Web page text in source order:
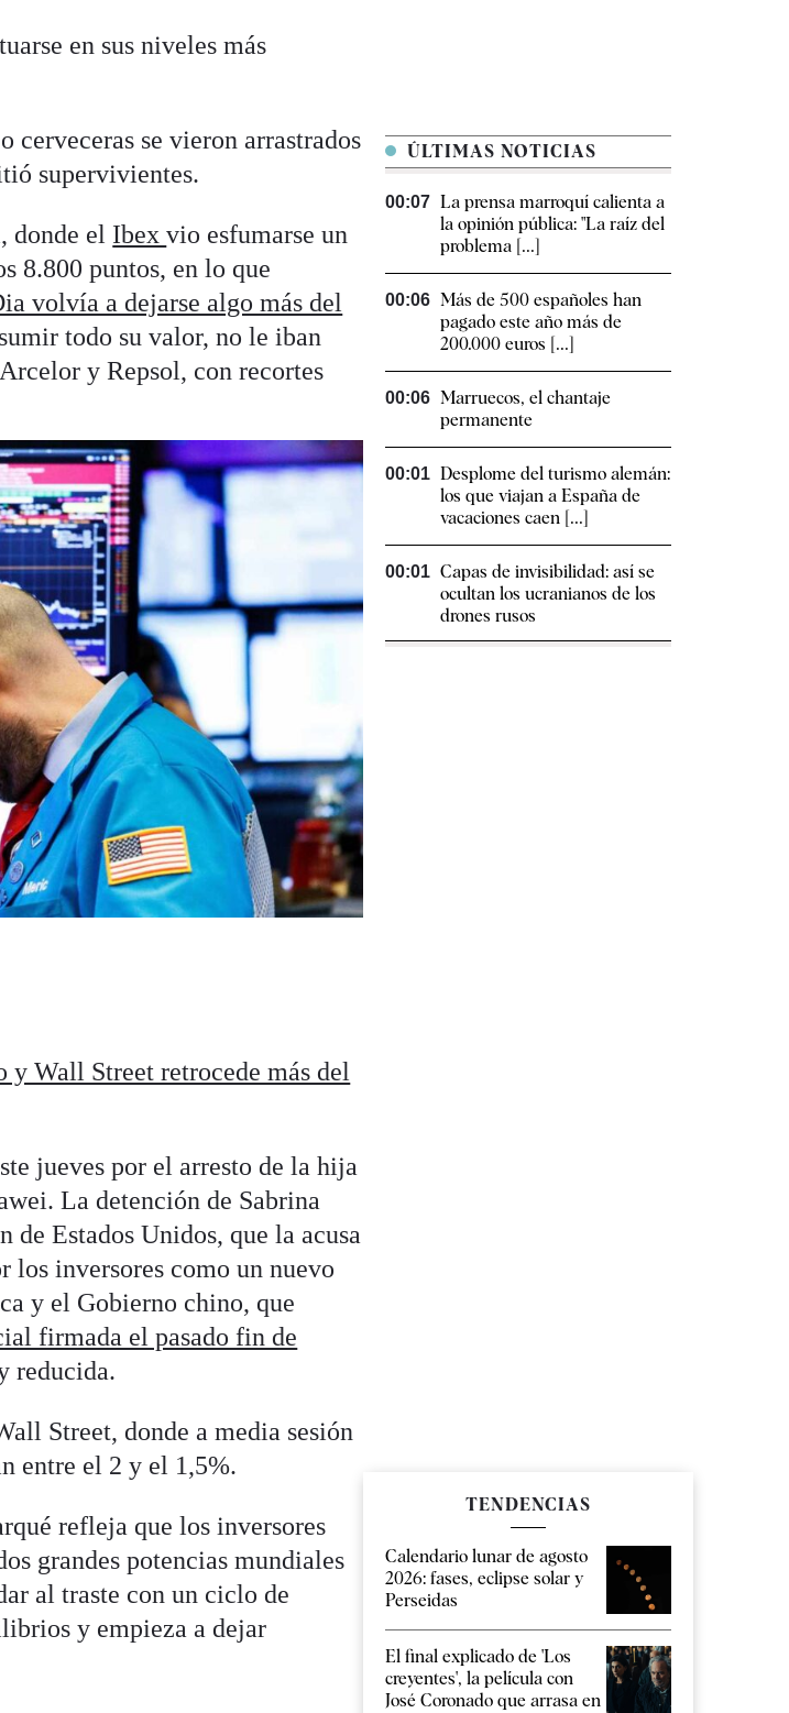
en sus niveles más
cerveceras se vieron arrastrados
supervivientes.
donde el Ibexvio esfumarse un
8.800 puntos, en lo que
volvía a dejarse algo más del
todo su valor, no le iban
y Repsol, con recortes
Wall Street retrocede más del
jueves por el arresto de la hija
La detención de Sabrina
de Estados Unidos, que la acusa
los inversores como un nuevo
y el Gobierno chino, que
firmada el pasado fin de
reducida.
Street, donde a media sesión
entre el 2 y el 1,5%.
refleja que los inversores
grandes potencias mundiales
al traste con un ciclo de
y empieza a dejar
ÚLTIMAS NOTICIAS
00:07 La prensa marroquí calienta a
la opinión pública: "La raíz del
problema [...]
00:06 Más de 500 españoles han
pagado este año más de
200.000 euros [...]
00:06 Marruecos, el chantaje
permanente
00:01 Desplome del turismo alemán:
los que viajan a España de
vacaciones caen [...]
00:01 Capas de invisibilidad: así se
ocultan los ucranianos de los
drones rusos
TENDENCIAS
Calendario lunar de agosto
2026: fases, eclipse solar y
Perseidas
El final explicado de 'Los
creyentes', la película con
José Coronado que arrasa en